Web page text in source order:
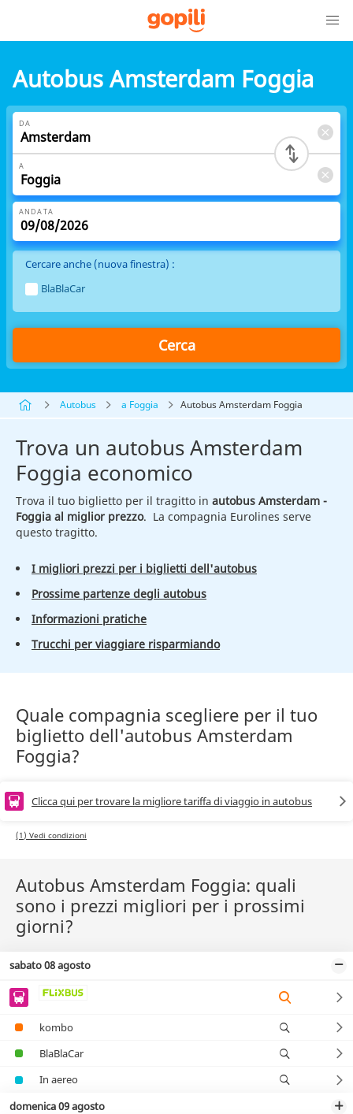
Autobus Amsterdam Foggia
DA
A
ANDATA
Cercare anche (nuova finestra) :
BlaBlaCar
Cerca
Autobus a Foggia Autobus Amsterdam Foggia
Trova un autobus Amsterdam
Foggia economico
Trova il tuo biglietto per il tragitto in autobus Amsterdam -
Foggia al miglior prezzo. La compagnia Eurolines serve
questo tragitto.
I migliori prezzi per i biglietti dell'autobus
Prossime partenze degli autobus
Informazioni pratiche
Trucchi per viaggiare risparmiando
Quale compagnia scegliere per il tuo
biglietto dell'autobus Amsterdam
Foggia?
Clicca qui per trovare la migliore tariffa di viaggio in autobus
(1) Vedi condizioni
Autobus Amsterdam Foggia: quali
sono i prezzi migliori per i prossimi
giorni?
sabato 08 agosto
kombo
BlaBlaCar
In aereo
domenica 09 agosto